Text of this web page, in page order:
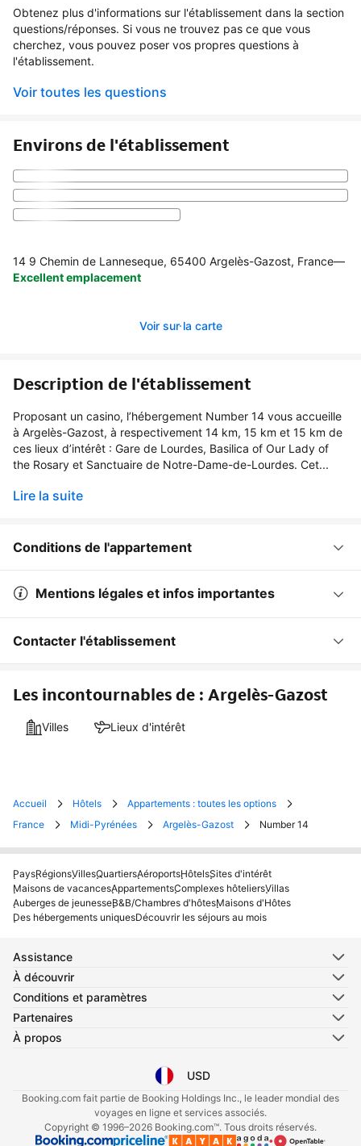
Obtenez plus d'informations sur l'établissement dans la section
questions/réponses. Si vous ne trouvez pas ce que vous
cherchez, vous pouvez poser vos propres questions à
l'établissement.
Voir toutes les questions
Environs de l'établissement
14 9 Chemin de Lanneseque, 65400 Argelès-Gazost, France—
Excellent emplacement
Voir sur la carte
Description de l'établissement
Proposant un casino, l’hébergement Number 14 vous accueille
à Argelès-Gazost, à respectivement 14 km, 15 km et 15 km de
ces lieux d’intérêt : Gare de Lourdes, Basilica of Our Lady of
the Rosary et Sanctuaire de Notre-Dame-de-Lourdes. Cet...
Lire la suite
Conditions de l'appartement
Mentions légales et infos importantes
Contacter l'établissement
Les incontournables de : Argelès-Gazost
Villes Lieux d'intérêt
Accueil Hôtels
Appartements : toutes les options
France
Midi-Pyrénées Argelès-Gazost Number 14
PaysRégionsVillesQuartiersAéroportsHôtelsSites d'intérêt
Maisons de vacancesAppartementsComplexes hôteliersVillas
Auberges de jeunesseB&B/Chambres d'hôtesMaisons d'Hôtes
Des hébergements uniquesDécouvrir les séjours au mois
Assistance
À découvrir
Conditions et paramètres
Partenaires
À propos
Sélectionnez votre langue
USD
Sélectionnez votre devise
Booking.com fait partie de Booking Holdings Inc., le leader mondial des
voyages en ligne et services associés.
Copyright © 1996–2026 Booking.com™. Tous droits réservés.